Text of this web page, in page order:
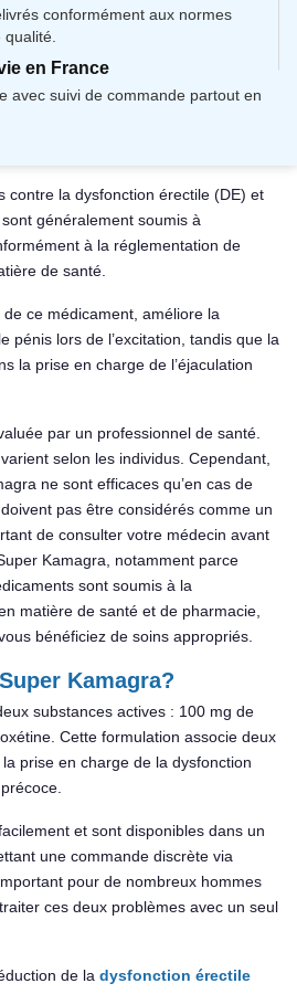
conformément aux normes
en France
avec suivi de commande partout en
contre la dysfonction érectile (DE) et
généralement soumis à
à la réglementation de
de santé.
ce médicament, améliore la
pénis lors de l’excitation, tandis que la
la prise en charge de l’éjaculation
par un professionnel de santé.
selon les individus. Cependant,
ne sont efficaces qu’en cas de
pas être considérés comme un
de consulter votre médecin avant
Kamagra, notamment parce
sont soumis à la
matière de santé et de pharmacie,
bénéficiez de soins appropriés.
Kamagra?
substances actives : 100 mg de
Cette formulation associe deux
prise en charge de la dysfonction
et sont disponibles dans un
une commande discrète via
pour de nombreux hommes
ces deux problèmes avec un seul
de la dysfonction érectile